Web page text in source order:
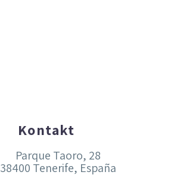
Kontakt
Parque Taoro, 28
38400 Tenerife, España